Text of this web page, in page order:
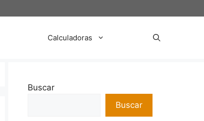
Calculadoras
Buscar
Buscar